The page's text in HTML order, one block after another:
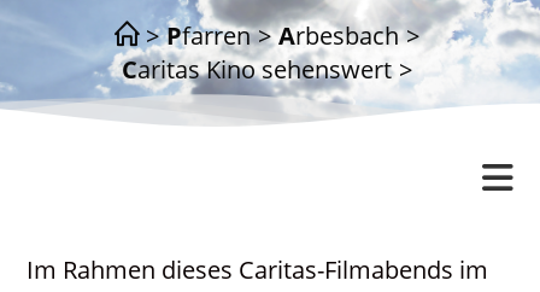
> Pfarren > Arbesbach >
Caritas Kino sehenswert >
Freude und Leid
Im Rahmen dieses Caritas-Filmabends im